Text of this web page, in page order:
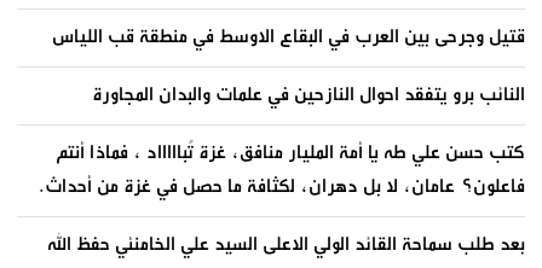
قتيل وجرحى بين العرب في البقاع الاوسط في منطقة قب اللياس
النائب برو يتفقد احوال النازحين في علمات والبدان المجاورة
كتب حسن علي طه يا أمة المليار منافق، غزة تُباااااد ، فماذا أنتم
فاعلون؟ عامان، لا بل دهران، لكثافة ما حصل في غزة من أحداث.
بعد طلب سماحة القائد الولي الاعلى السيد علي الخامنئي حفظ الله